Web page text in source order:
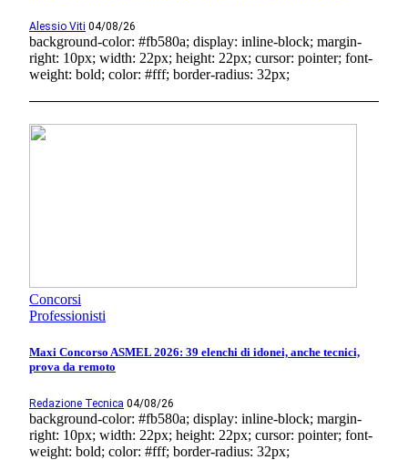
Alessio Viti 04/08/26
background-color: #fb580a; display: inline-block; margin-
right: 10px; width: 22px; height: 22px; cursor: pointer; font-
weight: bold; color: #fff; border-radius: 32px;
Concorsi
Professionisti
Maxi Concorso ASMEL 2026: 39 elenchi di idonei, anche tecnici,
prova da remoto
Redazione Tecnica 04/08/26
background-color: #fb580a; display: inline-block; margin-
right: 10px; width: 22px; height: 22px; cursor: pointer; font-
weight: bold; color: #fff; border-radius: 32px;